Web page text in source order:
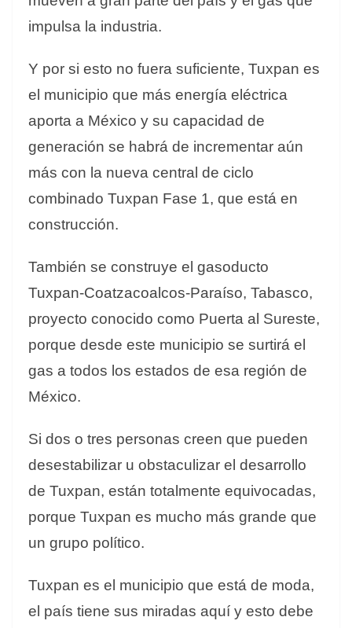
impulsa la industria.
Y por si esto no fuera suficiente, Tuxpan es
el municipio que más energía eléctrica
aporta a México y su capacidad de
generación se habrá de incrementar aún
más con la nueva central de ciclo
combinado Tuxpan Fase 1, que está en
construcción.
También se construye el gasoducto
Tuxpan-Coatzacoalcos-Paraíso, Tabasco,
proyecto conocido como Puerta al Sureste,
porque desde este municipio se surtirá el
gas a todos los estados de esa región de
México.
Si dos o tres personas creen que pueden
desestabilizar u obstaculizar el desarrollo
de Tuxpan, están totalmente equivocadas,
porque Tuxpan es mucho más grande que
un grupo político.
Tuxpan es el municipio que está de moda,
el país tiene sus miradas aquí y esto debe